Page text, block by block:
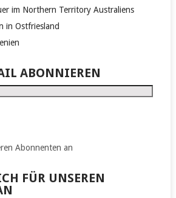
im Northern Territory Australiens
in Ostfriesland
ABONNIEREN
Abonnenten an
FÜR UNSEREN